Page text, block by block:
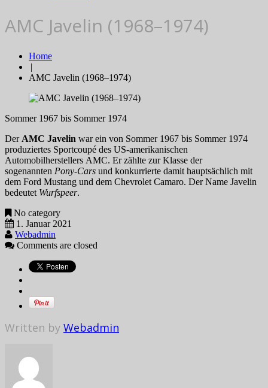
AMC Javelin (1968–1974)
Home
|
AMC Javelin (1968–1974)
Sommer 1967 bis Sommer 1974
Der AMC Javelin war ein von Sommer 1967 bis Sommer 1974
produziertes Sportcoupé des US-amerikanischen
Automobilherstellers AMC. Er zählte zur Klasse der
sogenannten Pony-Cars und konkurrierte damit hauptsächlich mit
dem Ford Mustang und dem Chevrolet Camaro. Der Name Javelin
bedeutet Wurfspeer.
No category
1. Januar 2021
Webadmin
Comments are closed
Written by Webadmin